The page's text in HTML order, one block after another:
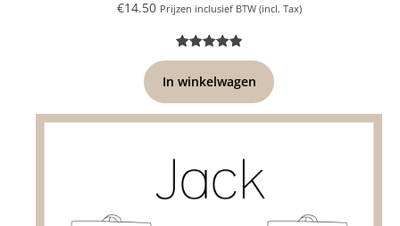
€14.50 Prijzen inclusief BTW (incl. Tax)
Beoordeling
5.00op 5
op
1
In winkelwagen